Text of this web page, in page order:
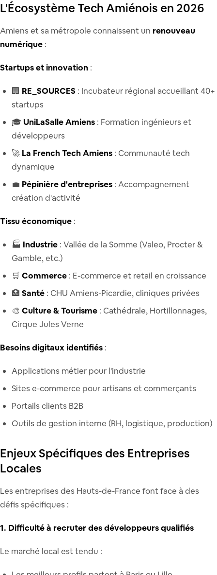
L'Écosystème Tech Amiénois en 2026
Amiens et sa métropole connaissent un renouveau
numérique :
Startups et innovation :
🏢 RE_SOURCES : Incubateur régional accueillant 40+
startups
🎓 UniLaSalle Amiens : Formation ingénieurs et
développeurs
🚀 La French Tech Amiens : Communauté tech
dynamique
💼 Pépinière d'entreprises : Accompagnement
création d'activité
Tissu économique :
🏭 Industrie : Vallée de la Somme (Valeo, Procter &
Gamble, etc.)
🛒 Commerce : E-commerce et retail en croissance
🏥 Santé : CHU Amiens-Picardie, cliniques privées
🎨 Culture & Tourisme : Cathédrale, Hortillonnages,
Cirque Jules Verne
Besoins digitaux identifiés :
Applications métier pour l'industrie
Sites e-commerce pour artisans et commerçants
Portails clients B2B
Outils de gestion interne (RH, logistique, production)
Enjeux Spécifiques des Entreprises
Locales
Les entreprises des Hauts-de-France font face à des
défis spécifiques :
1. Difficulté à recruter des développeurs qualifiés
Le marché local est tendu :